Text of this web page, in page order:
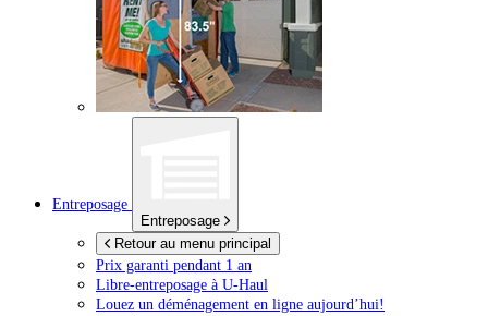
Entreposage
Entreposage
Retour au menu principal
Prix garanti pendant 1 an
Libre-entreposage à U-Haul
Louez un déménagement en ligne aujourd’hui!